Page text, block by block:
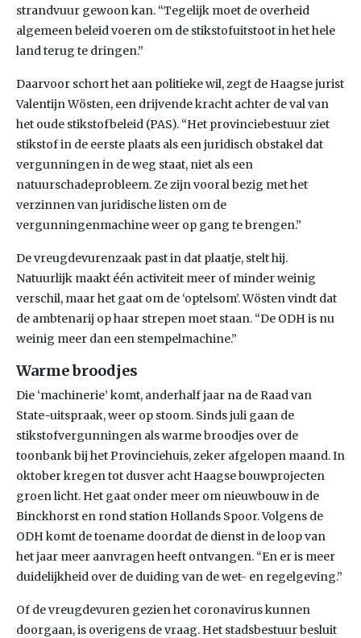
strandvuur gewoon kan. “Tegelijk moet de overheid
algemeen beleid voeren om de stikstofuitstoot in het hele
land terug te dringen.”
Daarvoor schort het aan politieke wil, zegt de Haagse jurist
Valentijn Wösten, een drijvende kracht achter de val van
het oude stikstofbeleid (PAS). “Het provinciebestuur ziet
stikstof in de eerste plaats als een juridisch obstakel dat
vergunningen in de weg staat, niet als een
natuurschadeprobleem. Ze zijn vooral bezig met het
verzinnen van juridische listen om de
vergunningenmachine weer op gang te brengen.”
De vreugdevurenzaak past in dat plaatje, stelt hij.
Natuurlijk maakt één activiteit meer of minder weinig
verschil, maar het gaat om de ‘optelsom’. Wösten vindt dat
de ambtenarij op haar strepen moet staan. “De ODH is nu
weinig meer dan een stempelmachine.”
Warme broodjes
Die ‘machinerie’ komt, anderhalf jaar na de Raad van
State-uitspraak, weer op stoom. Sinds juli gaan de
stikstofvergunningen als warme broodjes over de
toonbank bij het Provinciehuis, zeker afgelopen maand. In
oktober kregen tot dusver acht Haagse bouwprojecten
groen licht. Het gaat onder meer om nieuwbouw in de
Binckhorst en rond station Hollands Spoor. Volgens de
ODH komt de toename doordat de dienst in de loop van
het jaar meer aanvragen heeft ontvangen. “En er is meer
duidelijkheid over de duiding van de wet- en regelgeving.”
Of de vreugdevuren gezien het coronavirus kunnen
doorgaan, is overigens de vraag. Het stadsbestuur besluit